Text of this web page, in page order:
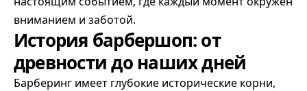
вниманием и заботой.
История барбершоп: от
древности до наших дней
Барберинг имеет глубокие исторические корни,